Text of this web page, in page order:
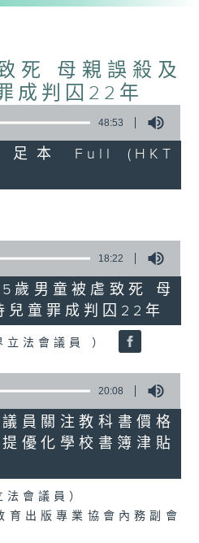
死 母親誤殺及
成判囚22年
48:53
足本 Full (HKT
18:22
男童被虐致死 母
兒童罪成判囚22年
立法會議員 ）
20:08
關注教科書價格
優化學校書簿津貼
會議員）
育出版專業協會內務副會